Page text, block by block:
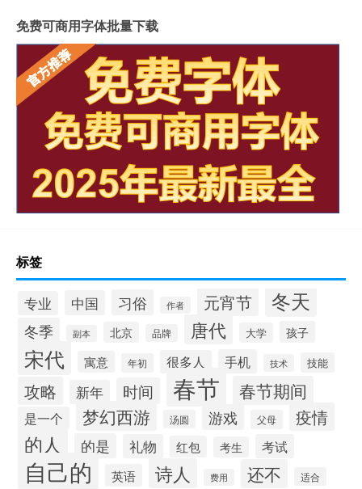
免费可商用字体批量下载
标签
专业 中国 习俗 作者 元宵节 冬天
冬季 副本 北京 品牌 唐代 大学 孩子
宋代 寓意 年初 很多人 手机 技术 技能
攻略 新年 时间 春节 春节期间
是一个 梦幻西游 汤圆 游戏 父母 疫情
的人 的是 礼物 红包 考生 考试
自己的 英语 诗人 费用 还不 适合